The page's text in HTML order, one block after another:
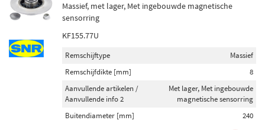
Massief, met lager, Met ingebouwde magnetische
sensorring
KF155.77U
Remschijftype
Massief
Remschijfdikte [mm]
8
Aanvullende artikelen /
Aanvullende info 2
Met lager, Met ingebouwde
magnetische sensorring
Buitendiameter [mm]
240